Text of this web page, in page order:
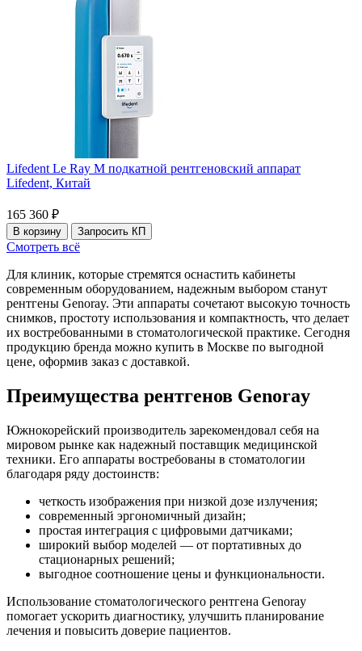
Lifedent Le Ray M подкатной рентгеновский аппарат
Lifedent, Китай
165 360 ₽
В корзину Запросить КП
Смотреть всё
Для клиник, которые стремятся оснастить кабинеты
современным оборудованием, надежным выбором станут
рентгены Genoray. Эти аппараты сочетают высокую точность
снимков, простоту использования и компактность, что делает
их востребованными в стоматологической практике. Сегодня
продукцию бренда можно купить в Москве по выгодной
цене, оформив заказ с доставкой.
Преимущества рентгенов Genoray
Южнокорейский производитель зарекомендовал себя на
мировом рынке как надежный поставщик медицинской
техники. Его аппараты востребованы в стоматологии
благодаря ряду достоинств:
четкость изображения при низкой дозе излучения;
современный эргономичный дизайн;
простая интеграция с цифровыми датчиками;
широкий выбор моделей — от портативных до
стационарных решений;
выгодное соотношение цены и функциональности.
Использование стоматологического рентгена Genoray
помогает ускорить диагностику, улучшить планирование
лечения и повысить доверие пациентов.